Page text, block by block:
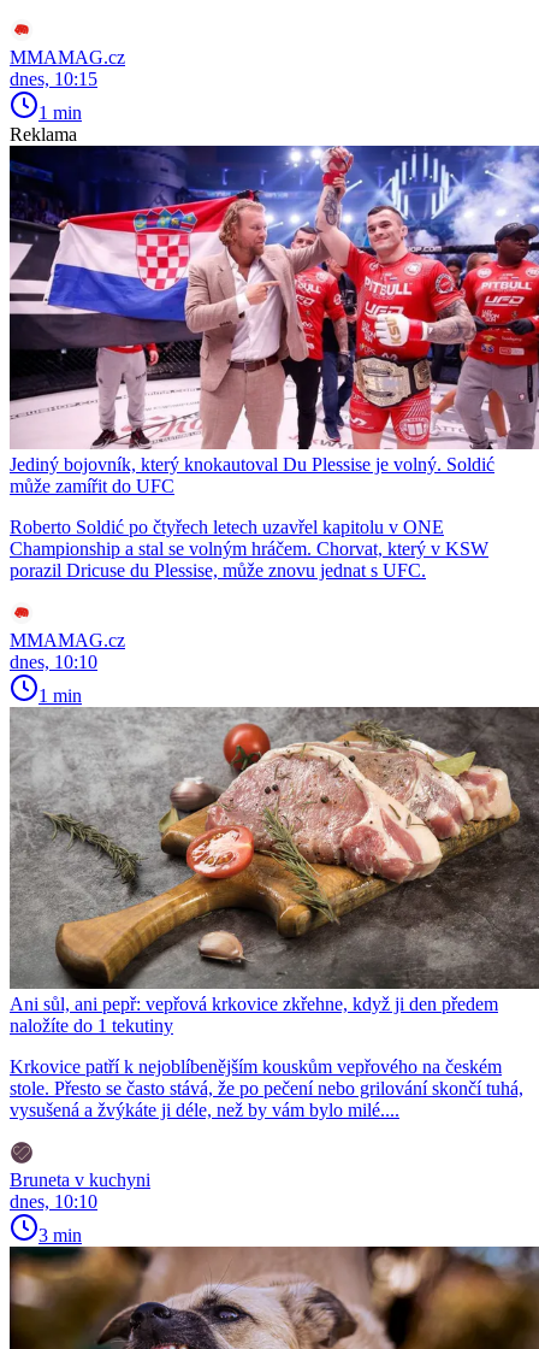
MMAMAG.cz
dnes, 10:15
1 min
Reklama
Jediný bojovník, který knokautoval Du Plessise je volný. Soldić
může zamířit do UFC
Roberto Soldić po čtyřech letech uzavřel kapitolu v ONE
Championship a stal se volným hráčem. Chorvat, který v KSW
porazil Dricuse du Plessise, může znovu jednat s UFC.
MMAMAG.cz
dnes, 10:10
1 min
Ani sůl, ani pepř: vepřová krkovice zkřehne, když ji den předem
naložíte do 1 tekutiny
Krkovice patří k nejoblíbenějším kouskům vepřového na českém
stole. Přesto se často stává, že po pečení nebo grilování skončí tuhá,
vysušená a žvýkáte ji déle, než by vám bylo milé....
Bruneta v kuchyni
dnes, 10:10
3 min